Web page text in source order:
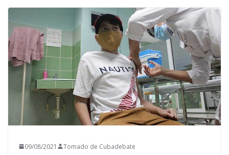
09/08/2021 Tomado de Cubadebate